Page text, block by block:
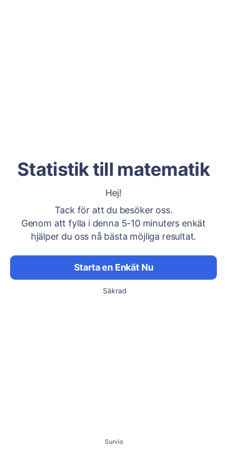
Statistik till matematik
Hej!
Tack för att du besöker oss.
Genom att fylla i denna 5-10 minuters enkät
hjälper du oss nå bästa möjliga resultat.
Starta en Enkät Nu
Säkrad
Survio